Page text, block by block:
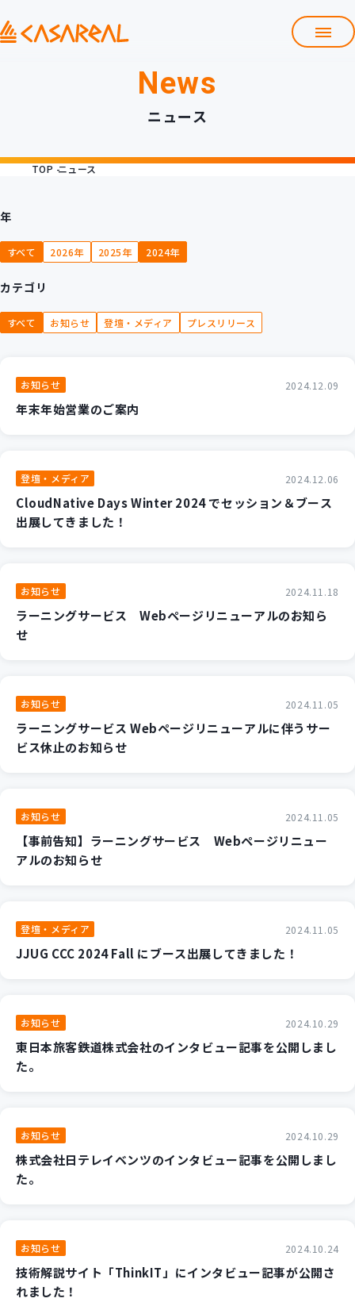
プロダクト開発支援
定型コース
カスタマイズコース 教材購入
パッケージ開発
イベント・セミナー
ニュース
採用情報
News
ニュース
TOP ニュース
年
すべて 2026年 2025年 2024年
カテゴリ
すべて お知らせ 登壇・メディア プレスリリース
お知らせ 2024.12.09
年末年始営業のご案内
登壇・メディア 2024.12.06
CloudNative Days Winter 2024 でセッション＆ブース
出展してきました！
お知らせ 2024.11.18
ラーニングサービス Webページリニューアルのお知ら
せ
お知らせ 2024.11.05
ラーニングサービス Webページリニューアルに伴うサー
ビス休止のお知らせ
お知らせ 2024.11.05
【事前告知】ラーニングサービス Webページリニュー
アルのお知らせ
登壇・メディア 2024.11.05
JJUG CCC 2024 Fall にブース出展してきました！
お知らせ 2024.10.29
東日本旅客鉄道株式会社のインタビュー記事を公開しまし
た。
お知らせ 2024.10.29
株式会社日テレイベンツのインタビュー記事を公開しまし
た。
お知らせ 2024.10.24
技術解説サイト「ThinkIT」にインタビュー記事が公開さ
れました！